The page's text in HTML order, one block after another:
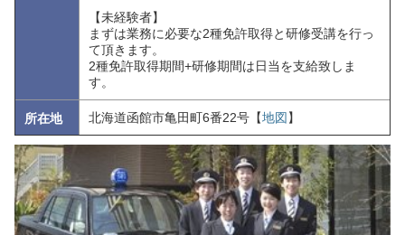
【未経験者】
まずは業務に必要な2種免許取得と研修受講を行っ
て頂きます。
2種免許取得期間+研修期間は日当を支給致しま
す。
所在地 北海道函館市亀田町6番22号【地図 】